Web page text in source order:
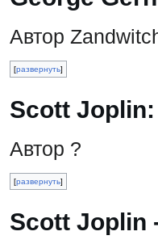
Автор
развернуть
Scott
Автор ?
развернуть
Scott Joplin